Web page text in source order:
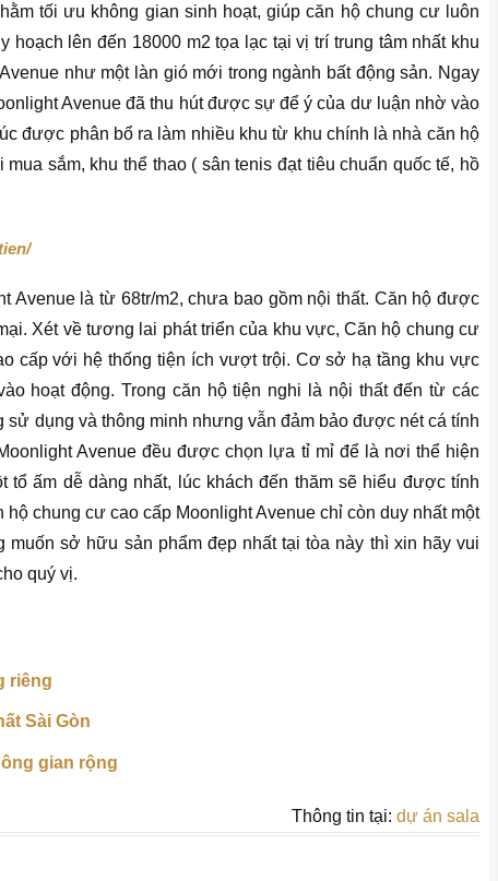
tối ưu không gian sinh hoạt, giúp căn hộ chung cư luôn
lên đến 18000 m2 tọa lạc tại vị trí trung tâm nhất khu
như một làn gió mới trong ngành bất động sản. Ngay
Avenue đã thu hút được sự để ý của dư luận nhờ vào
được phân bổ ra làm nhiều khu từ khu chính là nhà căn hộ
sắm, khu thể thao ( sân tenis đạt tiêu chuẩn quốc tế, hồ
Avenue là từ 68tr/m2, chưa bao gồm nội thất. Căn hộ được
Xét về tương lai phát triển của khu vực, Căn hộ chung cư
cấp với hệ thống tiện ích vượt trội. Cơ sở hạ tầng khu vực
hoạt động. Trong căn hộ tiện nghi là nội thất đến từ các
dụng và thông minh nhưng vẫn đảm bảo được nét cá tính
Avenue đều được chọn lựa tỉ mỉ để là nơi thể hiện
ấm dễ dàng nhất, lúc khách đến thăm sẽ hiểu được tính
chung cư cao cấp Moonlight Avenue chỉ còn duy nhất một
sở hữu sản phẩm đẹp nhất tại tòa này thì xin hãy vui
quý vị.
riêng
Sài Gòn
gian rộng
Thông tin tại: dự án sala